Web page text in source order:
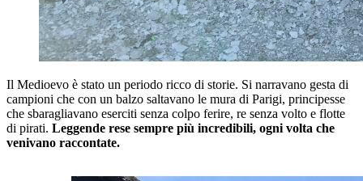
Il Medioevo è stato un periodo ricco di storie. Si narravano gesta di
campioni che con un balzo saltavano le mura di Parigi, principesse
che sbaragliavano eserciti senza colpo ferire, re senza volto e flotte
di pirati. Leggende rese sempre più incredibili, ogni volta che
venivano raccontate.